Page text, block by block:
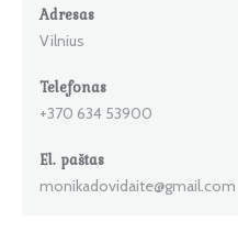
Adresas
Vilnius
Telefonas
+370 634 53900
El. paštas
monikadovidaite@gmail.com